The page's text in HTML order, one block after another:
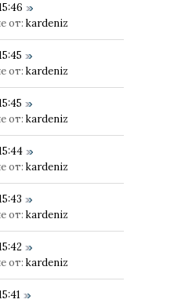
от: kardeniz
от: kardeniz
от: kardeniz
от: kardeniz
от: kardeniz
от: kardeniz